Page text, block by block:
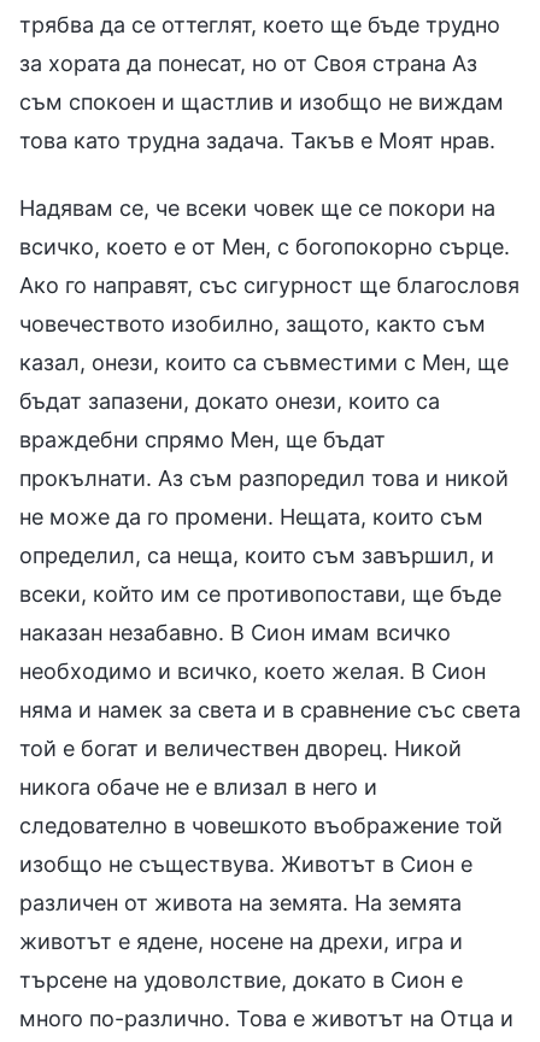
трябва да се оттеглят, което ще бъде трудно
за хората да понесат, но от Своя страна Аз
съм спокоен и щастлив и изобщо не виждам
това като трудна задача. Такъв е Моят нрав.
Надявам се, че всеки човек ще се покори на
всичко, което е от Мен, с богопокорно сърце.
Ако го направят, със сигурност ще благословя
човечеството изобилно, защото, както съм
казал, онези, които са съвместими с Мен, ще
бъдат запазени, докато онези, които са
враждебни спрямо Мен, ще бъдат
прокълнати. Аз съм разпоредил това и никой
не може да го промени. Нещата, които съм
определил, са неща, които съм завършил, и
всеки, който им се противопостави, ще бъде
наказан незабавно. В Сион имам всичко
необходимо и всичко, което желая. В Сион
няма и намек за света и в сравнение със света
той е богат и величествен дворец. Никой
никога обаче не е влизал в него и
следователно в човешкото въображение той
изобщо не съществува. Животът в Сион е
различен от живота на земята. На земята
животът е ядене, носене на дрехи, игра и
търсене на удоволствие, докато в Сион е
много по-различно. Това е животът на Отца и